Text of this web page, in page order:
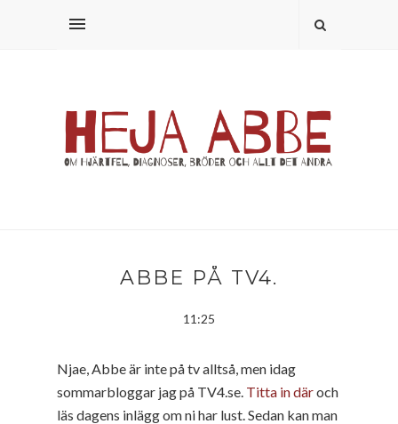
ABBE PÅ TV4.
11:25
Njae, Abbe är inte på tv alltså, men idag
sommarbloggar jag på TV4.se. Titta in däroch
läs dagens inlägg om ni har lust. Sedan kan man